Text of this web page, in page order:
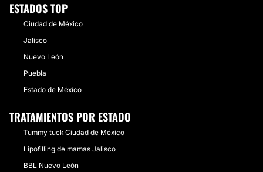
ESTADOS TOP
Ciudad de México
Jalisco
Nuevo León
Puebla
Estado de México
TRATAMIENTOS POR ESTADO
Tummy tuck Ciudad de México
Lipofilling de mamas Jalisco
BBL Nuevo León